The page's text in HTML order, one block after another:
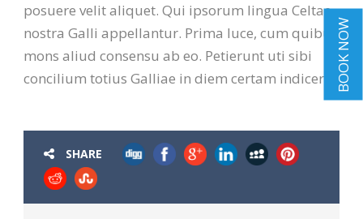
posuere velit aliquet. Qui ipsorum lingua Celtae,
nostra Galli appellantur. Prima luce, cum quibus
mons aliud consensu ab eo. Petierunt uti sibi
concilium totius Galliae in diem certam indicere.
SHARE
BOOK NOW